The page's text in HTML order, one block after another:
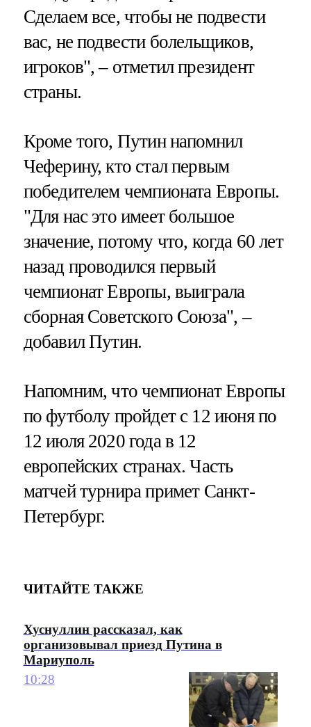
Сделаем все, чтобы не подвести
вас, не подвести болельщиков,
игроков", – отметил президент
страны.
Кроме того, Путин напомнил
Чеферину, кто стал первым
победителем чемпионата Европы.
"Для нас это имеет большое
значение, потому что, когда 60 лет
назад проводился первый
чемпионат Европы, выиграла
сборная Советского Союза", –
добавил Путин.
Напомним, что чемпионат Европы
по футболу пройдет с 12 июня по
12 июля 2020 года в 12
европейских странах. Часть
матчей турнира примет Санкт-
Петербург.
ЧИТАЙТЕ ТАКЖЕ
Хуснуллин рассказал, как
организовывал приезд Путина в
Мариуполь
10:28